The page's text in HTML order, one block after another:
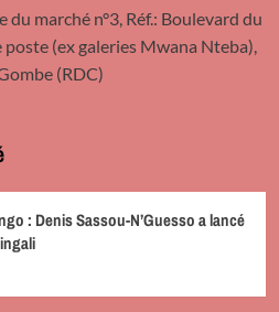
du marché n°3, Réf.: Boulevard du
(ex galeries Mwana Nteba),
(RDC)
: Denis Sassou-N’Guesso a lancé